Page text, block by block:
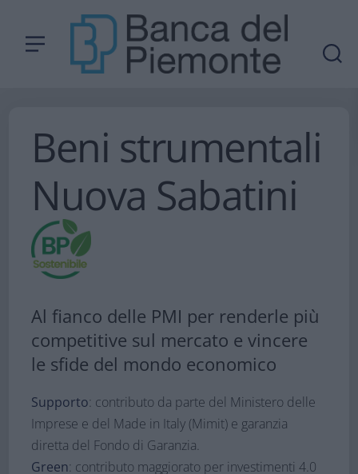
Beni strumentali
Nuova Sabatini​
Al fianco delle PMI per renderle più
competitive sul mercato e vincere
le sfide del mondo economico
Supporto: contributo da parte del Ministero delle
Imprese e del Made in Italy (Mimit) e garanzia
diretta del Fondo di Garanzia.​
Green: contributo maggiorato per investimenti 4.0